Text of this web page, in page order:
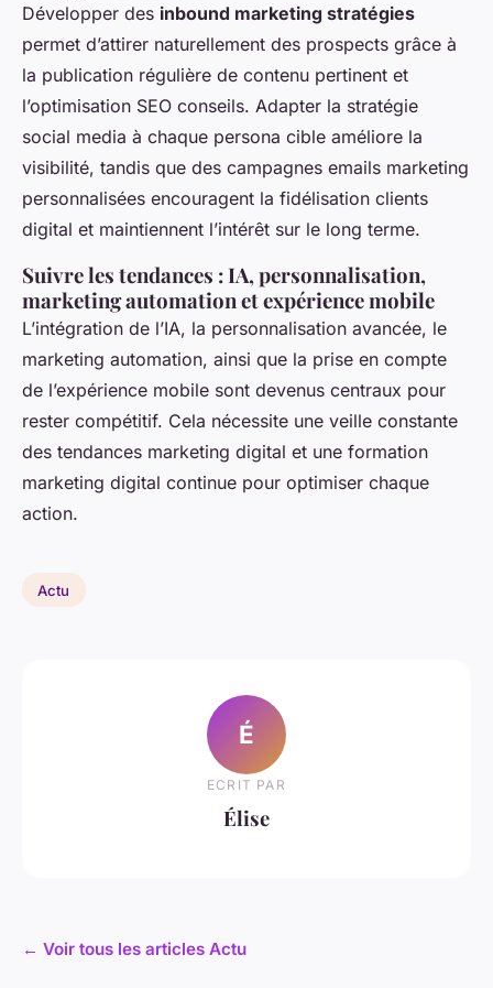
Développer des inbound marketing stratégies
permet d’attirer naturellement des prospects grâce à
la publication régulière de contenu pertinent et
l’optimisation SEO conseils. Adapter la stratégie
social media à chaque persona cible améliore la
visibilité, tandis que des campagnes emails marketing
personnalisées encouragent la fidélisation clients
digital et maintiennent l’intérêt sur le long terme.
Suivre les tendances : IA, personnalisation,
marketing automation et expérience mobile
L’intégration de l’IA, la personnalisation avancée, le
marketing automation, ainsi que la prise en compte
de l’expérience mobile sont devenus centraux pour
rester compétitif. Cela nécessite une veille constante
des tendances marketing digital et une formation
marketing digital continue pour optimiser chaque
action.
Actu
É
ECRIT PAR
Élise
← Voir tous les articles Actu